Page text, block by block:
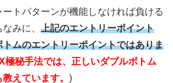
トパターンが機能しなければ負ける
みに、 上記のエントリーポイント
ムのエントリーポイントではありま
秘手法では、正しいダブルボトム
えています。 )